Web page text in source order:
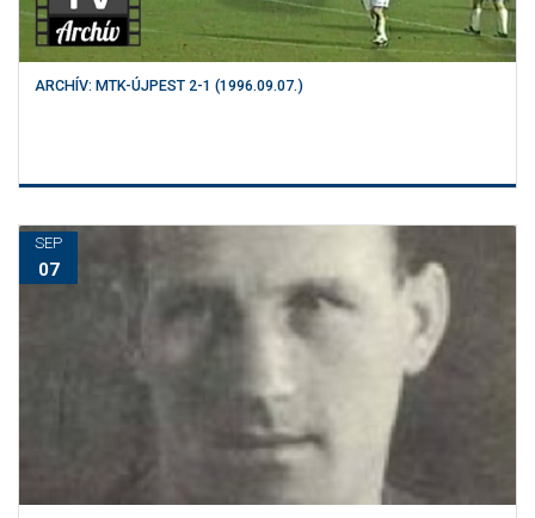
ARCHÍV: MTK-ÚJPEST 2-1 (1996.09.07.)
SEP
07